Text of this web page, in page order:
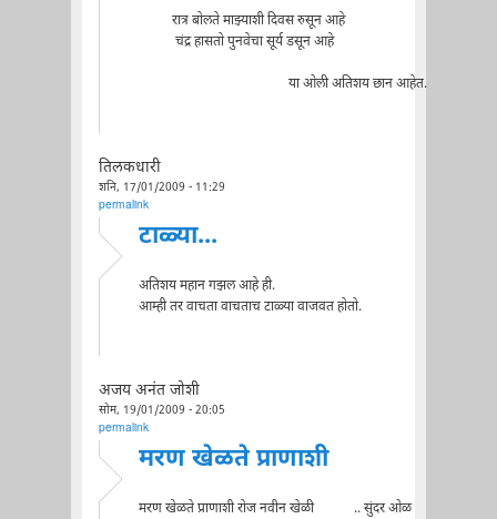
रात्र बोलते माझ्याशी दिवस रुसून आहे
चंद्र हासतो पुनवेचा सूर्य डसून आहे
या ओली अतिशय छान आहेत.
तिलकधारी
शनि, 17/01/2009 - 11:29
permalink
टाळ्या...
अतिशय महान गझल आहे ही.
आम्ही तर वाचता वाचताच टाळ्या वाजवत होतो.
अजय अनंत जोशी
सोम, 19/01/2009 - 20:05
permalink
मरण खेळते प्राणाशी
मरण खेळते प्राणाशी रोज नवीन खेळी .. सुंदर ओळ